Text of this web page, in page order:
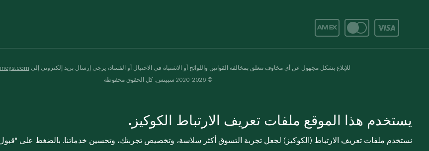
للإبلاغ بشكل مجهول عن أي مخاوف تتعلق بمخالفة القوانين واللوائح أو الاشتباه في الاحتيال أو الفساد، يرجى إرسال بريد إلكتروني إلى
© 2020-2026 سبينس. كل الحقوق محفوظة
يستخدم هذا الموقع ملفات تعريف الارتباط الكوكيز.
نستخدم ملفات تعريف الارتباط (الكوكيز) لجعل تجربة التسوق أكثر سلاسة، وتخصيص تجربتك، وتحسين خدماتنا. بالضغط على